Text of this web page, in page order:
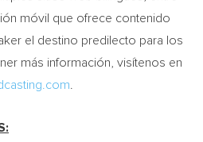
móvil que ofrece contenido
el destino predilecto para los
más información, visítenos en